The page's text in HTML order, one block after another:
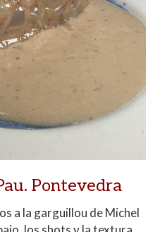
Pontevedra
a la garguillou de Michel